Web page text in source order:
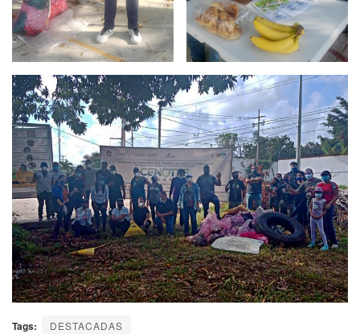
Tags: DESTACADAS